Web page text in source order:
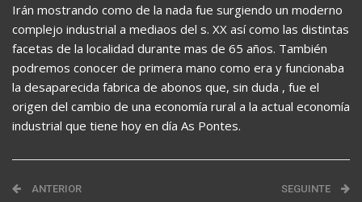
Irán mostrando como de la nada fue surgiendo un moderno
complejo industrial a mediaos del s. XX así como las distintas
facetas de la localidad durante mas de 65 años. También
podremos conocer de primera mano como era y funcionaba
la desaparecida fabrica de abonos que, sin duda , fue el
origen del cambio de una economía rural a la actual economía
industrial que tiene hoy en día As Pontes.
ANTERIOR SEGUINTE